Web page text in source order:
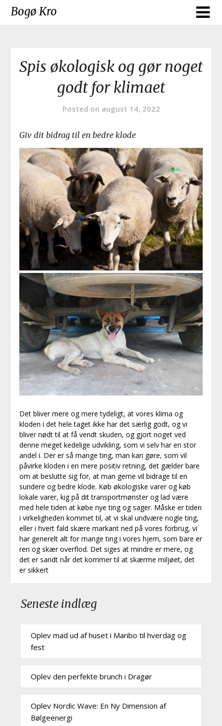
SkipBogø Kro
Spis økologisk og gør noget
godt for klimaet
Posted on august 14, 2022
Giv dit bidrag til en bedre klode
Det bliver mere og mere tydeligt, at vores klima og
kloden i det hele taget ikke har det særlig godt, og vi
bliver nødt til at få vendt skuden, og gjort noget ved
denne meget kedelige udvikling, som vi selv har en stor
andel i. Der er så mange ting, man kan gøre, som vil
påvirke kloden i en mere positiv retning, det gælder bare
om at beslutte sig for, at man gerne vil bidrage til en
sundere og bedre klode. Køb økologiske varer og køb
lokale varer, kig på dit transportmønster og lad være
med hele tiden at købe nye ting og sager. Måske er tiden
i virkeligheden kommet til, at vi skal undvære nogle ting,
eller i hvert fald skære markant ned på vores forbrug, vi
har generelt alt for mange ting i vores hjem, som bare er
ren og skær overflod. Det siges at mindre er mere, og
det er sandt når det kommer til at skærme miljøet, det
er sikkert
Seneste indlæg
Oplev mad ud af huset i Maribo til hverdag og
fest
Oplev den perfekte brunch i Dragør
Oplev Nordic Wave: En Ny Dimension af
Bølgeenergi